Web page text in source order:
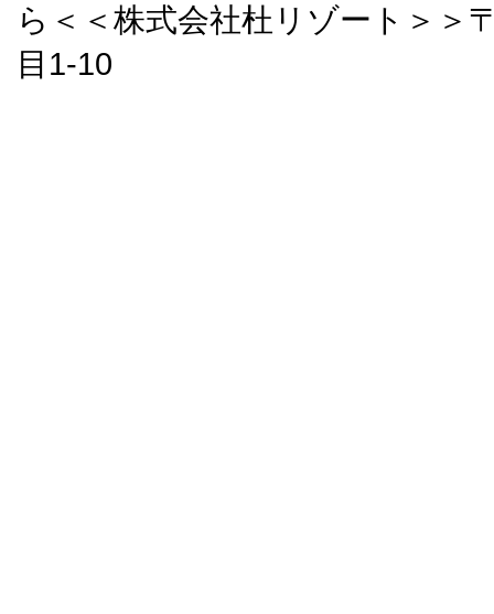
ら＜＜株式会社杜リゾート＞＞
目1-10